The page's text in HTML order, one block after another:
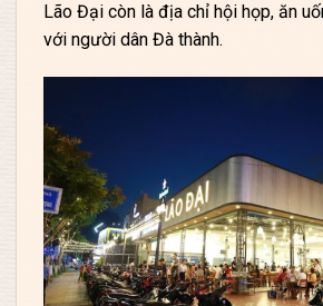
Lão Đại còn là địa chỉ hội họp, ăn
với người dân Đà thành.